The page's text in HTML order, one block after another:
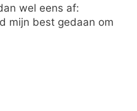
wel eens af:
mijn best gedaan om